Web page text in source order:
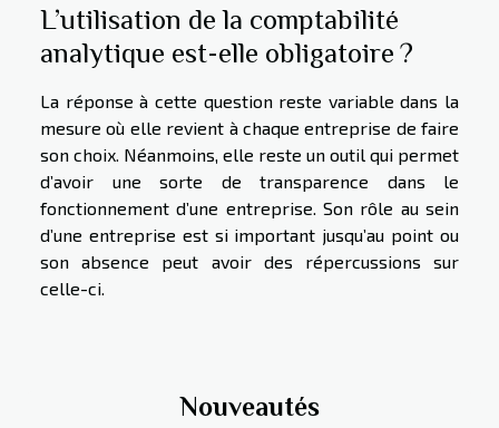
L’utilisation de la comptabilité
analytique est-elle obligatoire ?
La réponse à cette question reste variable dans la
mesure où elle revient à chaque entreprise de faire
son choix. Néanmoins, elle reste un outil qui permet
d’avoir une sorte de transparence dans le
fonctionnement d’une entreprise. Son rôle au sein
d’une entreprise est si important jusqu’au point ou
son absence peut avoir des répercussions sur
celle-ci.
Nouveautés